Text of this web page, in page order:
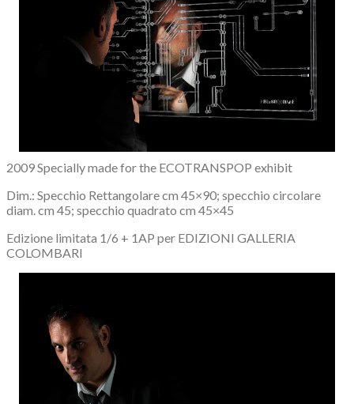
2009 Specially made for the ECOTRANSPOP exhibit
Dim.: Specchio Rettangolare cm 45×90; specchio circolare
diam. cm 45; specchio quadrato cm 45×45
Edizione limitata 1/6 + 1AP per EDIZIONI GALLERIA
COLOMBARI